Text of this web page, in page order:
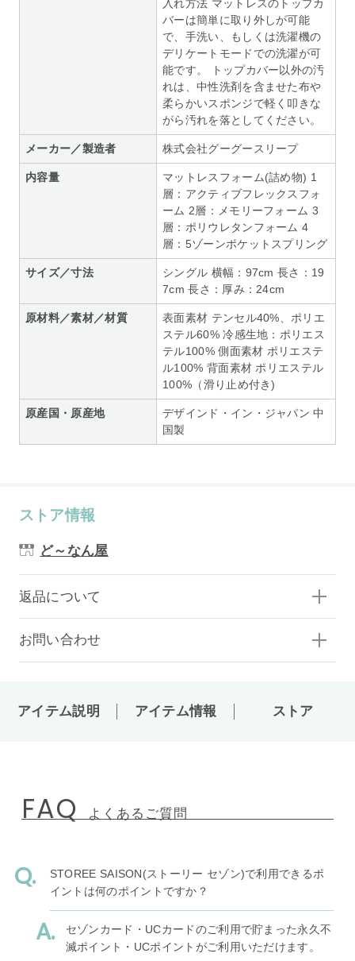
入れ方法 マットレスのトップカ
バーは簡単に取り外しが可能
で、手洗い、もしくは洗濯機の
デリケートモードでの洗濯が可
能です。 トップカバー以外の汚
れは、中性洗剤を含ませた布や
柔らかいスポンジで軽く叩きな
がら汚れを落としてください。
メーカー／製造者 株式会社グーグースリープ
内容量
マットレスフォーム(詰め物) 1
層：アクティブフレックスフォ
ーム 2層：メモリーフォーム 3
層：ポリウレタンフォーム 4
層：5ゾーンポケットスプリング
サイズ／寸法
シングル 横幅：97cm 長さ：19
7cm 長さ：厚み：24cm
原材料／素材／材質
表面素材 テンセル40%、ポリエ
ステル60% 冷感生地：ポリエス
テル100% 側面素材 ポリエステ
ル100% 背面素材 ポリエステル
100%（滑り止め付き)
原産国・原産地
デザインド・イン・ジャパン 中
国製
ストア情報
ど～なん屋
返品について
お問い合わせ
アイテム説明 アイテム情報 ストア
FAQ よくあるご質問
STOREE SAISON(ストーリー セゾン)で利用できるポ
イントは何のポイントですか？
セゾンカード・UCカードのご利用で貯まった永久不
滅ポイント・UCポイントがご利用いただけます。